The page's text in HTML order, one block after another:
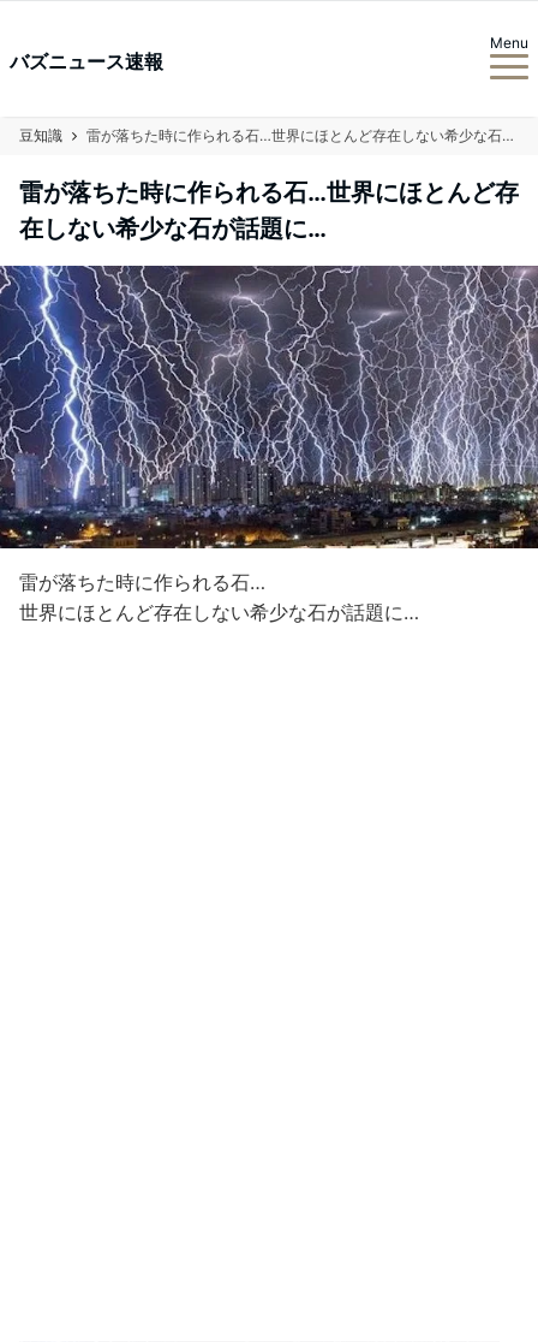
バズニュース速報
Menu
豆知識 雷が落ちた時に作られる石…世界にほとんど存在しない希少な石が話題に…
雷が落ちた時に作られる石…世界にほとんど存
在しない希少な石が話題に…
雷が落ちた時に作られる石…
世界にほとんど存在しない希少な石が話題に…